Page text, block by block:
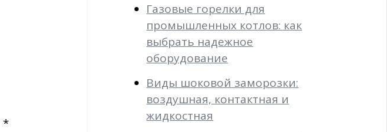
*
Газовые горелки для
промышленных котлов: как
выбрать надежное
оборудование
Виды шоковой заморозки:
воздушная, контактная и
жидкостная